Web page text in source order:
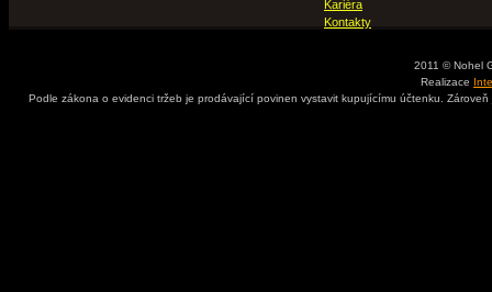
Kariéra
Kontakty
2011 © Nohel
Realizace
Podle zákona o evidenci tržeb je prodávající povinen vystavit kupujícímu účtenku.